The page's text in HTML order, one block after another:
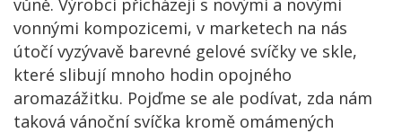
vůně. Výrobci přicházejí s novými a novými
vonnými kompozicemi, v marketech na nás
útočí vyzývavě barevné gelové svíčky ve skle,
které slibují mnoho hodin opojného
aromazážitku. Pojďme se ale podívat, zda nám
taková vánoční svíčka kromě omámených